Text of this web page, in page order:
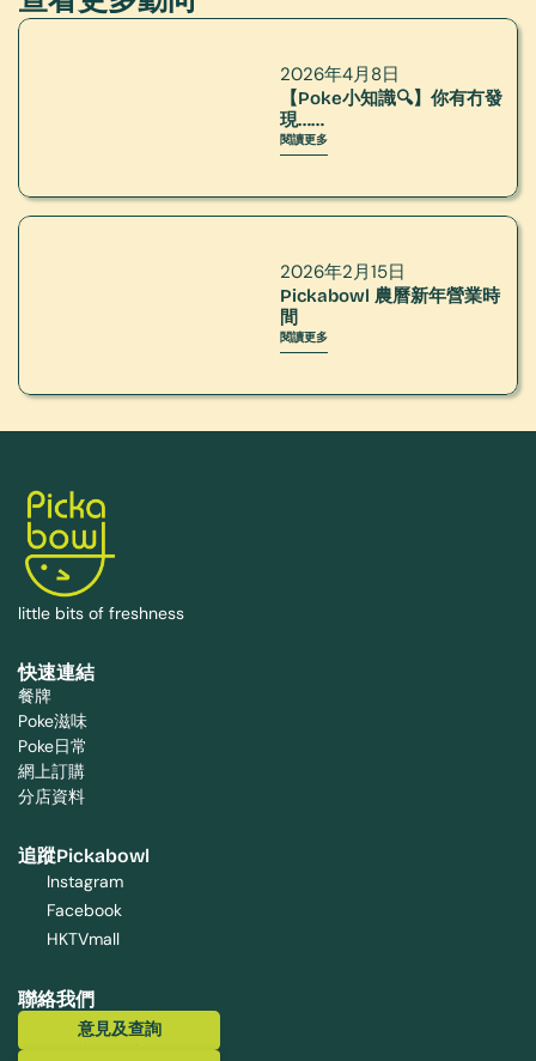
2026年4月8日
【Poke小知識🔍】你有冇發
現……
閱讀更多
2026年2月15日
Pickabowl 農曆新年營業時
間
閱讀更多
little bits of freshness
快速連結
餐牌
Poke滋味
Poke日常
網上訂購
分店資料
追蹤Pickabowl
Instagram
Facebook
HKTVmall
聯絡我們
意見及查詢